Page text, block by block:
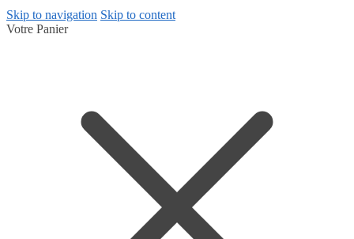
Skip to navigation Skip to content
Votre Panier